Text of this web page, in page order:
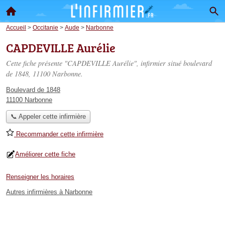
Accueil > Occitanie > Aude > Narbonne
CAPDEVILLE Aurélie
Cette fiche présente "CAPDEVILLE Aurélie", infirmier situé boulevard
de 1848, 11100 Narbonne.
Boulevard de 1848
11100 Narbonne
📞 Appeler cette infirmière
Recommander cette infirmière
Améliorer cette fiche
Renseigner les horaires
Autres infirmières à Narbonne